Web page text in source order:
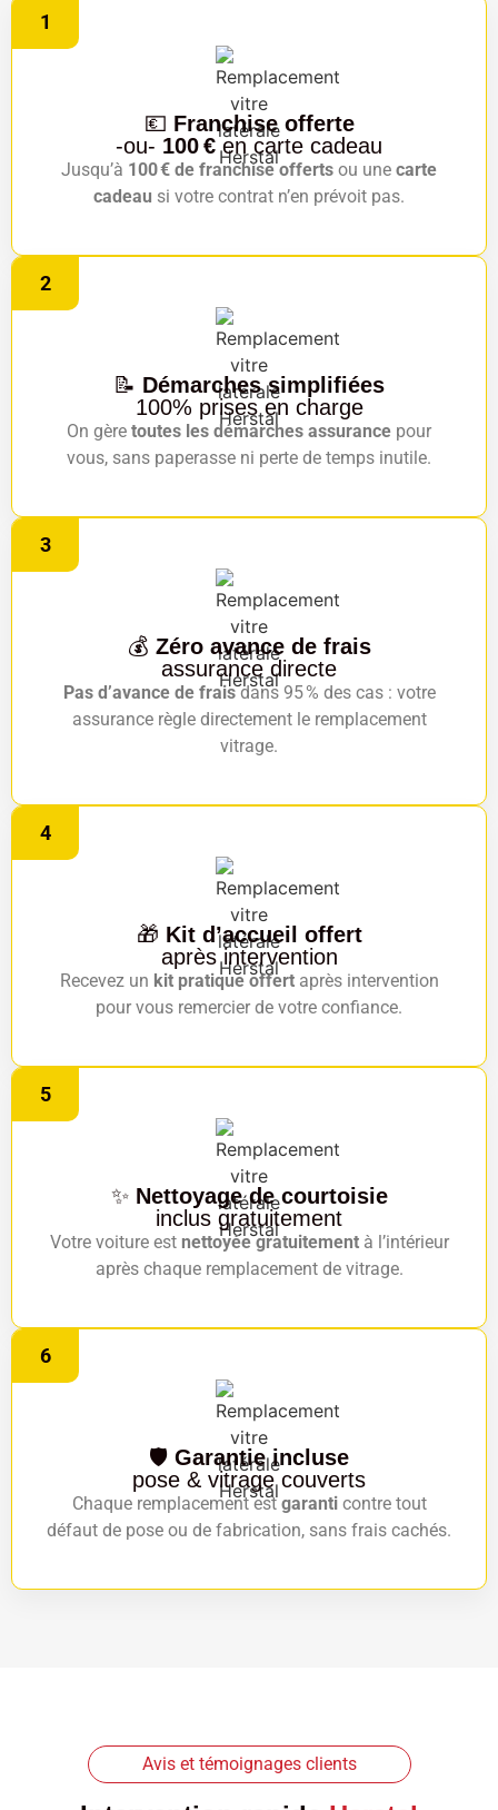
1
💶 Franchise offerte
-ou- 100 €en carte cadeau
Jusqu’à 100 € de franchise offerts ou une carte
cadeau si votre contrat n’en prévoit pas.
2
📝 Démarches simplifiées
100% prises en charge
On gère toutes les démarches assurance pour
vous, sans paperasse ni perte de temps inutile.
3
💰 Zéro avance de frais
assurance directe
Pas d’avance de fraisdans 95 % des cas : votre
assurance règle directement le remplacement
vitrage.
4
🎁 Kit d’accueil offert
après intervention
Recevez un kit pratique offertaprès intervention
pour vous remercier de votre confiance.
5
✨ Nettoyage de courtoisie
inclus gratuitement
Votre voiture est nettoyée gratuitementà l’intérieur
après chaque remplacement de vitrage.
6
🛡️ Garantie incluse
pose & vitrage couverts
Chaque remplacement estgaranticontre tout
défaut de pose ou de fabrication, sans frais cachés.
Avis et témoignages clients